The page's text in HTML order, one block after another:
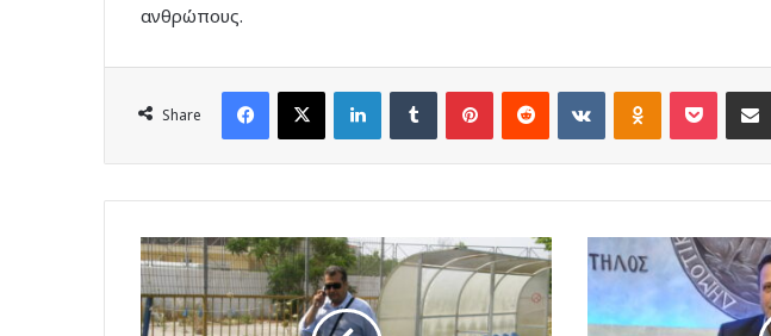
ανθρώπους.
Share
Facebook
X LinkedInTumblr PinterestReddit VKontakteOdnoklassniki
Pocket
Μ.
Συντυχάκης
στον
topfm:
Β.
Βαγιανάκης
topfm: